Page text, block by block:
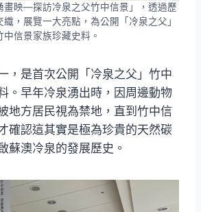
畫映—探訪冷泉之父竹中信景」，透過歷
，展覽一大亮點，為公開「冷泉之父」
中信景家族珍藏史料。
，是首次公開「冷泉之父」竹中
。早年冷泉湧出時，因周邊動物
地方居民視為禁地，直到竹中信
確認這其實是極為珍貴的天然碳
蘇澳冷泉的發展歷史。